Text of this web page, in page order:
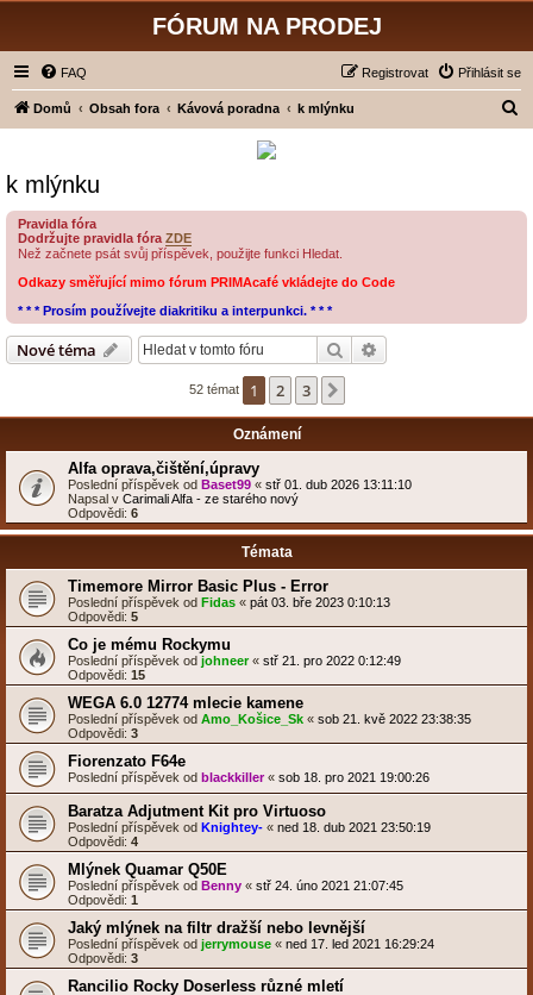
FÓRUM NA PRODEJ
FAQ Přihlásit se
Registrovat
Domů Obsah fora Kávová poradna k mlýnku
a
k mlýnku
Pravidla fóra
Dodržujte pravidla fóra ZDE
Než začnete psát svůj příspěvek, použijte funkci Hledat.
Odkazy směřující mimo fórum PRIMAcafé vkládejte do Code
* * * Prosím používejte diakritiku a interpunkci. * * *
Nové téma Hledat
52 témat 1 2 3
Oznámení
Alfa oprava,čištění,úpravy
Poslední příspěvek od Baset99 « stř 01. dub 2026 13:11:10
Napsal v Carimali Alfa - ze starého nový
Odpovědi: 6
Témata
Timemore Mirror Basic Plus - Error
Poslední příspěvek od Fidas « pát 03. bře 2023 0:10:13
Odpovědi: 5
Co je mému Rockymu
Poslední příspěvek od johneer« stř 21. pro 2022 0:12:49
Odpovědi: 15
WEGA 6.0 12774 mlecie kamene
Poslední příspěvek od Amo_Košice_Sk « sob 21. kvě 2022 23:38:35
Odpovědi: 3
Fiorenzato F64e
Poslední příspěvek od blackkiller« sob 18. pro 2021 19:00:26
Baratza Adjutment Kit pro Virtuoso
Poslední příspěvek od Knightey- « ned 18. dub 2021 23:50:19
Odpovědi: 4
Mlýnek Quamar Q50E
Poslední příspěvek od Benny « stř 24. úno 2021 21:07:45
Odpovědi: 1
Jaký mlýnek na filtr dražší nebo levnější
Poslední příspěvek od jerrymouse « ned 17. led 2021 16:29:24
Odpovědi: 3
Rancilio Rocky Doserless různé mletí